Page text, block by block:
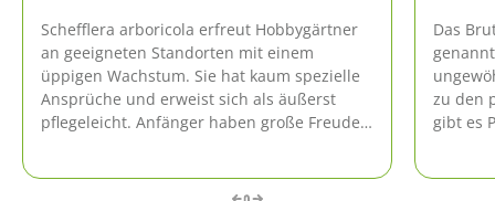
Schefflera arboricola erfreut Hobbygärtner
an geeigneten Standorten mit einem
üppigen Wachstum. Sie hat kaum spezielle
Ansprüche und erweist sich als äußerst
pflegeleicht. Anfänger haben große Freude
Das
zu den
gibt es